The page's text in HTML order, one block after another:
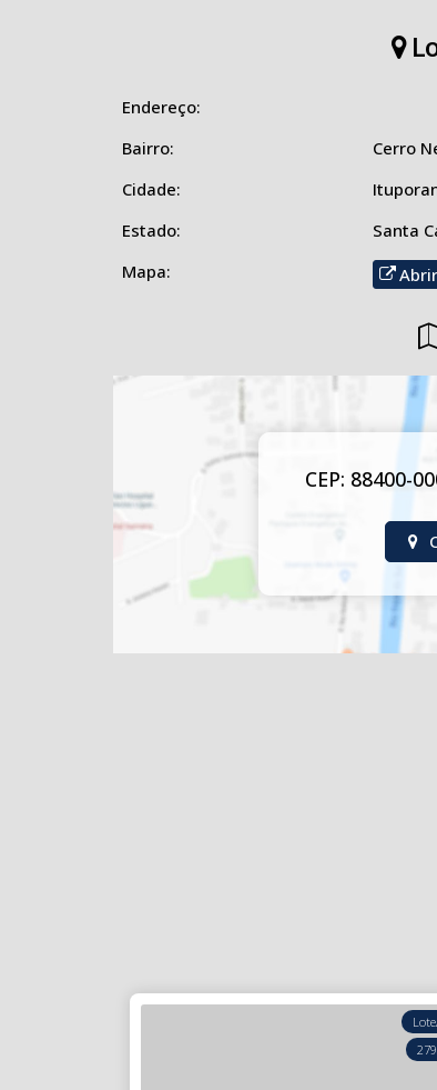
• Amplo espaço aproveitável, ideal para
Endereço:
Bairro:
Cerro
Cidade:
Estado:
Santa
Mapa:
CEP: 88400-
279